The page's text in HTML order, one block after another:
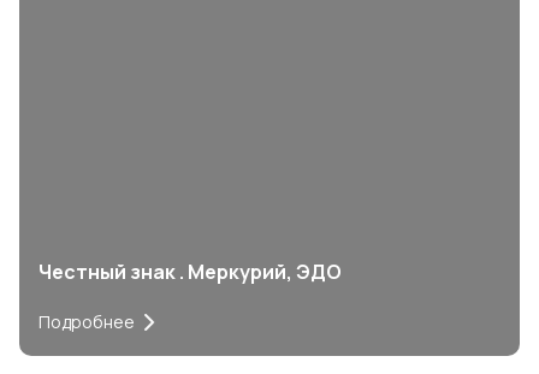
Честный знак . Меркурий, ЭДО
Подробнее